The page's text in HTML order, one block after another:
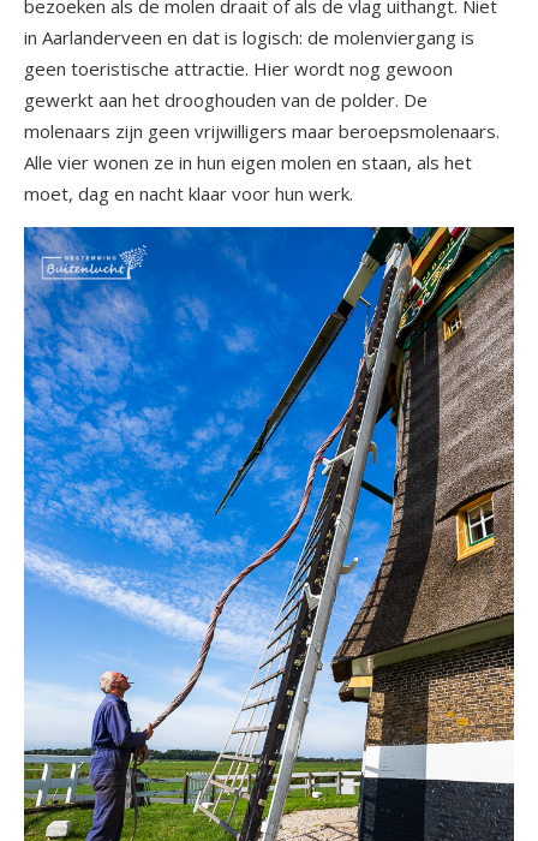
bezoeken als de molen draait of als de vlag uithangt. Niet
in Aarlanderveen en dat is logisch: de molenviergang is
geen toeristische attractie. Hier wordt nog gewoon
gewerkt aan het drooghouden van de polder. De
molenaars zijn geen vrijwilligers maar beroepsmolenaars.
Alle vier wonen ze in hun eigen molen en staan, als het
moet, dag en nacht klaar voor hun werk.